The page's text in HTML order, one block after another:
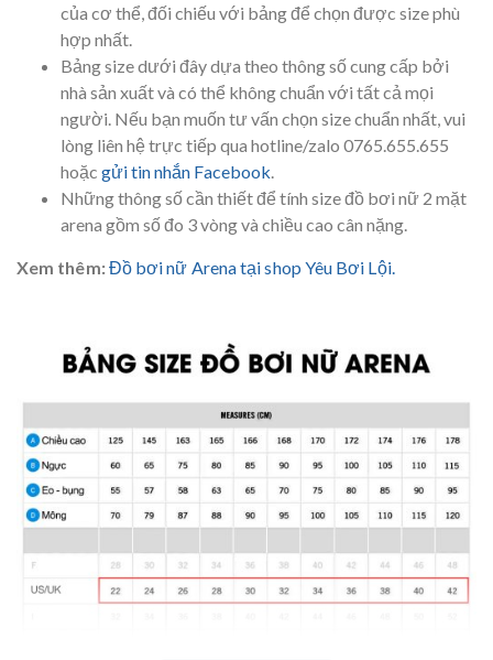
của cơ thể, đối chiếu với bảng để chọn được size phù
hợp nhất.
Bảng size dưới đây dựa theo thông số cung cấp bởi
nhà sản xuất và có thể không chuẩn với tất cả mọi
người. Nếu bạn muốn tư vấn chọn size chuẩn nhất, vui
lòng liên hệ trực tiếp qua hotline/zalo 0765.655.655
hoặc gửi tin nhắn Facebook.
Những thông số cần thiết để tính size đồ bơi nữ 2 mặt
arena gồm số đo 3 vòng và chiều cao cân nặng.
Xem thêm:Đồ bơi nữ Arena tại shop Yêu Bơi Lội.